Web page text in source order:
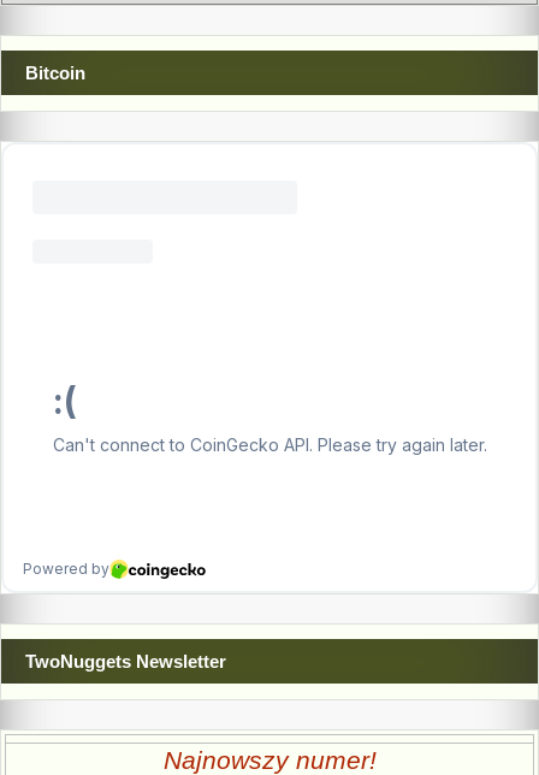
Bitcoin
TwoNuggets Newsletter
Najnowszy numer!